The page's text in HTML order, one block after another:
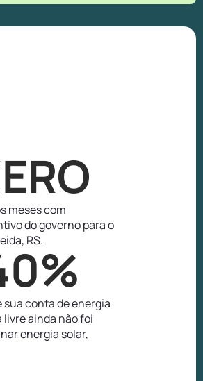
meses com
do governo para o
RS.
sua conta de energia
livre ainda não foi
energia solar,